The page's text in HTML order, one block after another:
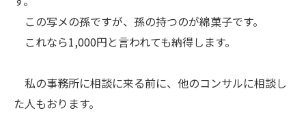
この写メの孫ですが、孫の持つのが綿菓子です。
これなら1,000円と言われても納得します。
私の事務所に相談に来る前に、他のコンサルに相談し
た人もおります。